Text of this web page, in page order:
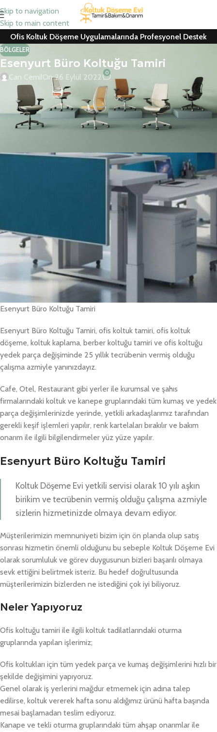
Skip to navigation
Skip to main content
Ofis Koltuk Döşeme Uygulamalarında Profesyonel Destek
BÖLGELER
Esenyurt Büro Koltuğu Tamiri
Can CemilOn 26 Eylül 2022 0
Esenyurt Büro Koltuğu Tamiri
Esenyurt Büro Koltuğu Tamiri, ofis koltuk tamiri, ofis koltuk
döşeme, koltuk kaplama, berber koltuğu tamiri ve ofis koltuğu
yedek parça değişiminde 25 yıllık tecrübenin vermiş olduğu
çalışma azmiyle yanınızdayız.
Cafe, Otel, Restaurant gibi yerler ile kurumsal ve şahıs
firmalarındaki koltuk ve kanepe gruplarındaki tüm kumaş ve yedek
parça değişimlerinizde yerinde, yetkili arkadaşlarımız tarafından
gerekli keşif işlemleri yapılır, renk kartelaları bırakılır ve bakım
onarım ile ilgili bilgilendirmeler yüz yüze yapılır.
Esenyurt Büro Koltuğu Tamiri
Koltuk Döşeme Evi yetkili servisi olarak 10 yılı aşkın
birikim ve tecrübenin vermiş olduğu çalışma azmiyle
sizlerin hizmetinizde olmaya devam ediyor.
Müşterilerimizin memnuniyeti bizim için ön planda olup satış
sonrası hizmetin önemli olduğunu bu sebeple Koltuk Döşeme Evi
olarak sorumluluk ve görev duygusunun bizleri başarılı olmaya
sevk ettiğini belirtmek isteriz. Bu hedef doğrultusunda
müşterilerimizin bizlerden ne istediğini çok iyi biliyoruz.
Neler Yapıyoruz
Ofis koltuğu tamiri ile ilgili koltuk tadilatlarındaki oturma
gruplarında yapılan işlerimiz;
Ofis koltukları için tüm yedek parça ve kumaş değişimlerini hızlı bir
şekilde değişimini yapıyoruz.
Genel olarak iş yerlerini mağdur etmemek için adına talep
edilirse, koltuk vererek hafta sonu aldığımız ürünü hafta başında
mesai başlamadan teslim ediyoruz.
Kanape ve tekli oturma gruplarındaki tüm ahşap onarımlar ile